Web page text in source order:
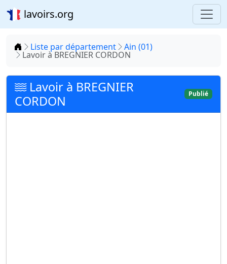
lavoirs.org
Accueil
Liste par département Ain (01)
Lavoir à BREGNIER CORDON
Lavoir à BREGNIER
CORDON
Publié